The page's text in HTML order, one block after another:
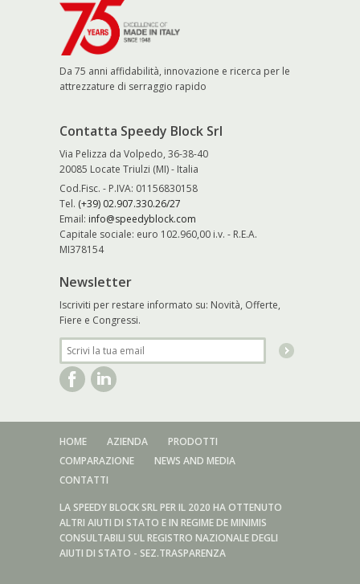
Da 75 anni affidabilità, innovazione e ricerca per le
attrezzature di serraggio rapido
Contatta Speedy Block Srl
Via Pelizza da Volpedo, 36-38-40
20085 Locate Triulzi (MI) - Italia
Cod.Fisc. - P.IVA: 01156830158
Tel. (+39) 02.907.330.26/27
Email: info@speedyblock.com
Capitale sociale: euro 102.960,00 i.v. - R.E.A.
MI378154
Newsletter
Iscriviti per restare informato su: Novità, Offerte,
Fiere e Congressi.
HOME AZIENDA
PRODOTTI
COMPARAZIONE
NEWS AND MEDIA
CONTATTI
LA SPEEDY BLOCK SRL PER IL 2020 HA OTTENUTO
ALTRI AIUTI DI STATO E IN REGIME DE MINIMIS
CONSULTABILI SUL REGISTRO NAZIONALE DEGLI
AIUTI DI STATO - SEZ.TRASPARENZA